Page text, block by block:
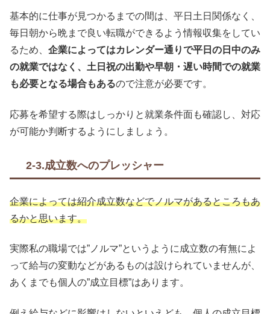
基本的に仕事が見つかるまでの間は、平日土日関係なく、
毎日朝から晩まで良い転職ができるよう情報収集をしてい
るため、 企業によってはカレンダー通りで平日の日中のみ
の就業ではなく、土日祝の出勤や早朝・遅い時間での就業
も必要となる場合もあるので注意が必要です。
応募を希望する際はしっかりと就業条件面も確認し、対応
が可能か判断するようにしましょう。
2-3.成立数へのプレッシャー
企業によっては紹介成立数などでノルマがあるところもあ
るかと思います。
実際私の職場では”ノルマ”というように成立数の有無によ
って給与の変動などがあるものは設けられていませんが、
あくまでも個人の”成立目標”はあります。